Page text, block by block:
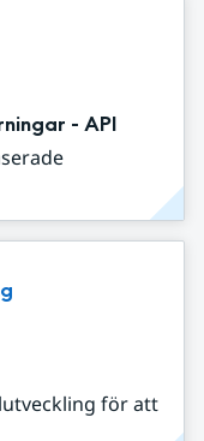
- API
för att